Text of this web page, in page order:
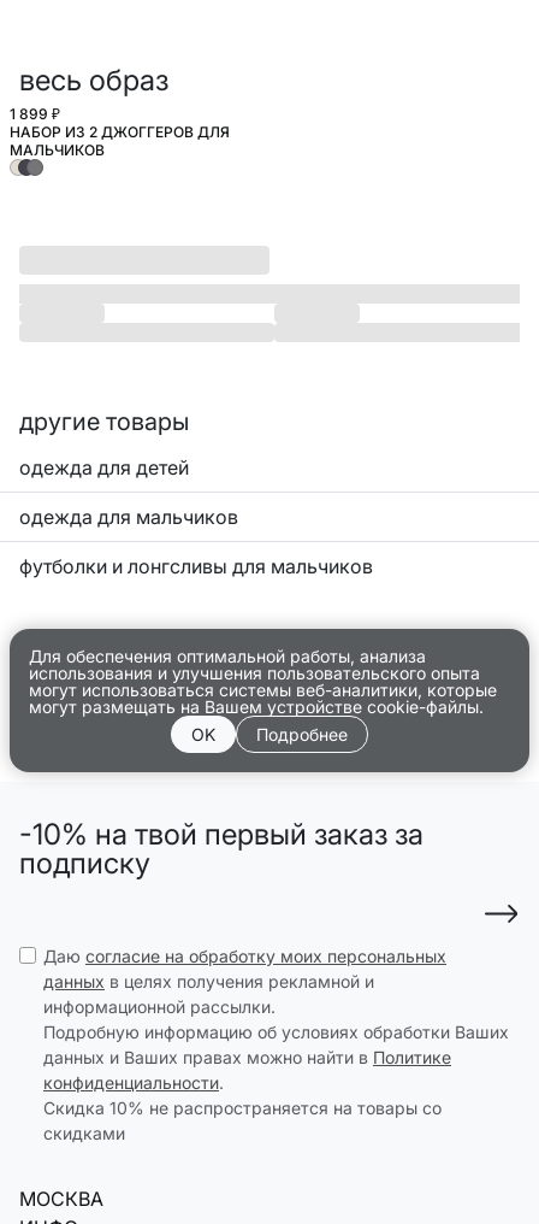
весь образ
1 899 ₽
НАБОР ИЗ 2 ДЖОГГЕРОВ ДЛЯ
МАЛЬЧИКОВ
другие товары
одежда для детей
одежда для мальчиков
футболки и лонгсливы для мальчиков
Для обеспечения оптимальной работы, анализа
использования и улучшения пользовательского опыта
могут использоваться системы веб-аналитики, которые
могут размещать на Вашем устройстве cookie-файлы.
OK
Подробнее
-10% на твой первый заказ за
подписку
Даю согласие на обработку моих персональных
данных в целях получения рекламной и
информационной рассылки.
Подробную информацию об условиях обработки Ваших
данных и Ваших правах можно найти в Политике
конфиденциальности.
Скидка 10% не распространяется на товары со
скидками
МОСКВА